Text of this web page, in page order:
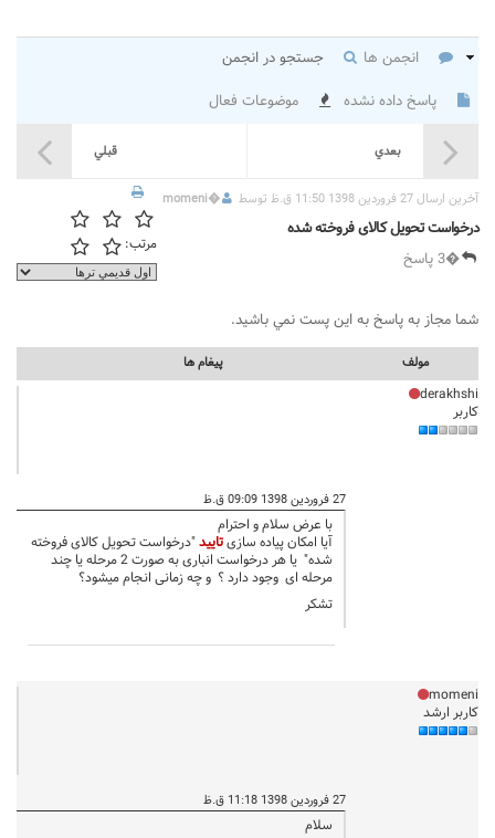
انجمن ها
جستجو در انجمن
پاسخ داده نشده
موضوعات فعال
قبلي بعدي
آخرين ارسال 27 فروردین 1398 11:50 ق.ظ توسط �
momeni
درخواست تحویل کالای فروخته شده
�3 پاسخ
مرتب:
شما مجاز به پاسخ به اين پست نمي باشيد.
مولف پيغام ها
derakhshi
کاربر
27 فروردین 1398 09:09 ق.ظ
با عرض سلام و احترام
آیا امکان پیاده سازیتایید"درخواست تحویل کالای فروخته
شده" یا هر درخواست انباری به صورت 2 مرحله یا چند
مرحله ای وجود دارد ؟ و چه زمانی انجام میشود؟
تشکر
momeni
کاربر ارشد
27 فروردین 1398 11:18 ق.ظ
سلام